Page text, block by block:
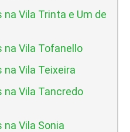
Vila Trinta e Um de
na Vila Tofanello
Vila Teixeira
na Vila Tancredo
Vila Sonia